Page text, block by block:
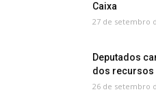
Caixa
27 de setembro
Deputados
dos
26 de setembro